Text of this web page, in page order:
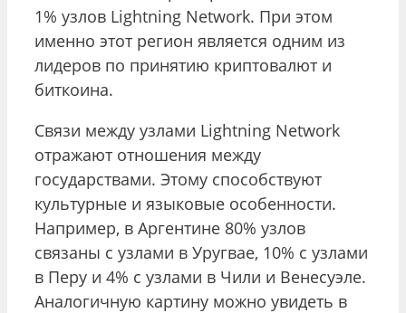
1% узлов Lightning Network. При этом
именно этот регион является одним из
лидеров по принятию криптовалют и
биткоина.
Связи между узлами Lightning Network
отражают отношения между
государствами. Этому способствуют
культурные и языковые особенности.
Например, в Аргентине 80% узлов
связаны с узлами в Уругвае, 10% с узлами
в Перу и 4% с узлами в Чили и Венесуэле.
Аналогичную картину можно увидеть в